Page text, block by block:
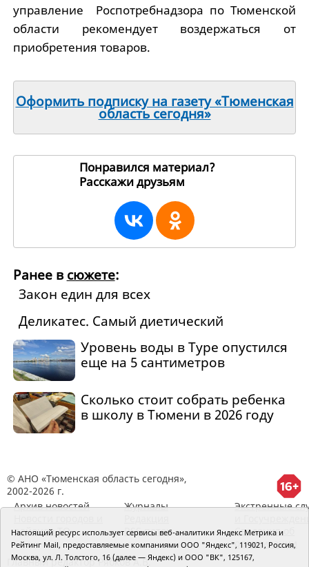
управление Роспотребнадзора по Тюменской
области рекомендует воздержаться от
приобретения товаров.
Оформить подписку на газету «Тюменская
область сегодня»
Понравился материал?
Расскажи друзьям
Ранее в сюжете:
Закон един для всех
Деликатес. Самый диетический
Уровень воды в Туре опустился
еще на 5 сантиметров
Сколько стоит собрать ребенка
в школу в Тюмени в 2026 году
© АНО «Тюменская область сегодня»,
2002-2026 г.
Архив новостей
районов ТО
Журналы
RSS поток
Экстренные
Сведения об
организации
Главный редактор Рябков А.В.
Настоящий ресурс использует сервисы веб-аналитики Яндекс Метрика и
Рейтинг Mail, предоставляемые компаниями ООО "Яндекс", 119021, Россия,
Москва, ул. Л. Толстого, 16 (далее — Яндекс) и ООО "ВК", 125167,